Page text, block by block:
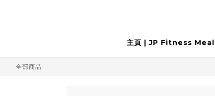
主頁 | JP Fitness Meal
全部商品